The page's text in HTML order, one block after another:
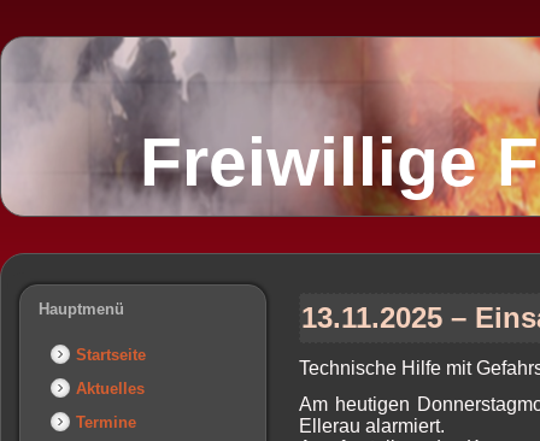
Freiwillige
Hauptmenü
Startseite
Aktuelles
Termine
13.11.2025 –
Technische Hilfe mit
Am heutigen
Ellerau alarmiert.